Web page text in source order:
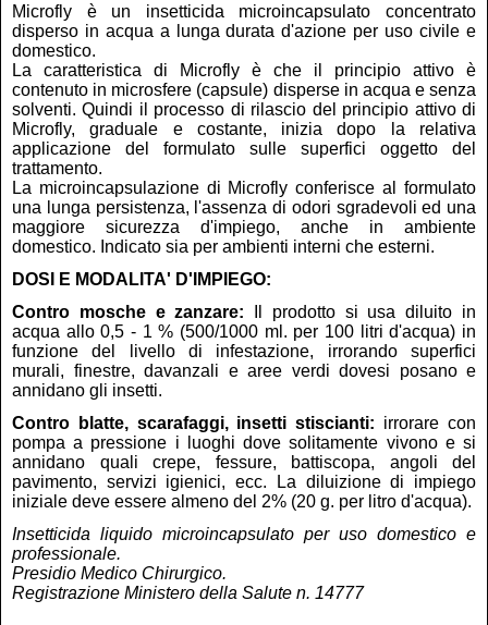
Microfly è un insetticida microincapsulato concentrato
disperso in acqua a lunga durata d'azione per uso civile e
domestico.
La caratteristica di Microfly è che il principio attivo è
contenuto in microsfere (capsule) disperse in acqua e senza
solventi. Quindi il processo di rilascio del principio attivo di
Microfly, graduale e costante, inizia dopo la relativa
applicazione del formulato sulle superfici oggetto del
trattamento.
La microincapsulazione di Microfly conferisce al formulato
una lunga persistenza, l'assenza di odori sgradevoli ed una
maggiore sicurezza d'impiego, anche in ambiente
domestico. Indicato sia per ambienti interni che esterni.
DOSI E MODALITA' D'IMPIEGO:
Contro mosche e zanzare: Il prodotto si usa diluito in
acqua allo 0,5 - 1 % (500/1000 ml. per 100 litri d'acqua) in
funzione del livello di infestazione, irrorando superfici
murali, finestre, davanzali e aree verdi dovesi posano e
annidano gli insetti.
Contro blatte, scarafaggi, insetti stiscianti: irrorare con
pompa a pressione i luoghi dove solitamente vivono e si
annidano quali crepe, fessure, battiscopa, angoli del
pavimento, servizi igienici, ecc. La diluizione di impiego
iniziale deve essere almeno del 2% (20 g. per litro d'acqua).
Insetticida liquido microincapsulato per uso domestico e
professionale.
Presidio Medico Chirurgico.
Registrazione Ministero della Salute n. 14777